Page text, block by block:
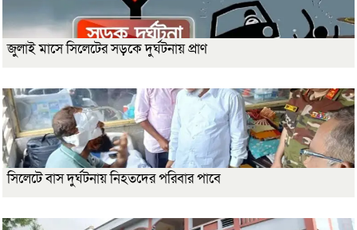
জুলাই মাসে সিলেটের সড়কে দুর্ঘটনায় প্রাণ
সিলেটে বাস দুর্ঘটনায় নিহতদের পরিবার পাবে